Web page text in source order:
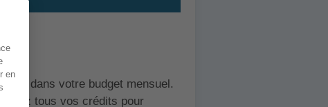
dans votre budget mensuel.
tous vos crédits pour